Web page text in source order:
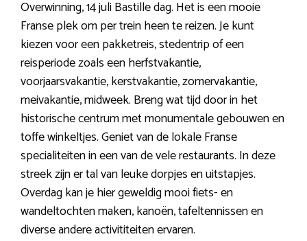
Overwinning, 14 juli Bastille dag. Het is een mooie
Franse plek om per trein heen te reizen. Je kunt
kiezen voor een pakketreis, stedentrip of een
reisperiode zoals een herfstvakantie,
voorjaarsvakantie, kerstvakantie, zomervakantie,
meivakantie, midweek. Breng wat tijd door in het
historische centrum met monumentale gebouwen en
toffe winkeltjes. Geniet van de lokale Franse
specialiteiten in een van de vele restaurants. In deze
streek zijn er tal van leuke dorpjes en uitstapjes.
Overdag kan je hier geweldig mooi fiets- en
wandeltochten maken, kanoën, tafeltennissen en
diverse andere activititeiten ervaren.